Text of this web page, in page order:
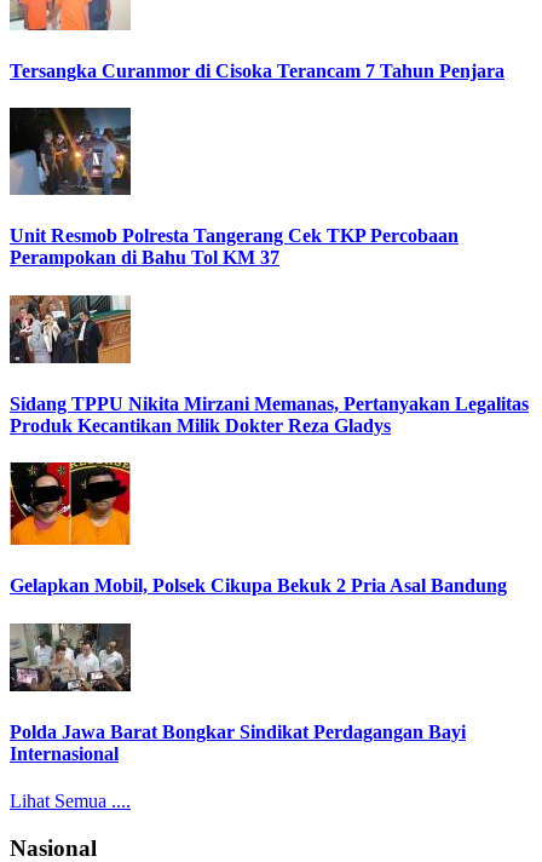
Tersangka Curanmor di Cisoka Terancam 7 Tahun Penjara
Unit Resmob Polresta Tangerang Cek TKP Percobaan
Perampokan di Bahu Tol KM 37
Sidang TPPU Nikita Mirzani Memanas, Pertanyakan Legalitas
Produk Kecantikan Milik Dokter Reza Gladys
Gelapkan Mobil, Polsek Cikupa Bekuk 2 Pria Asal Bandung
Polda Jawa Barat Bongkar Sindikat Perdagangan Bayi
Internasional
Lihat Semua ....
Nasional